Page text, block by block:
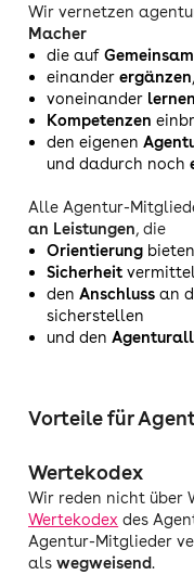
Wir vernetzen
Macher
die auf
einander ergänzen,
voneinander lernen
Kompetenzen
den eigenen
und dadurch noch
Alle Agentur-
an Leistungen, die
Orientierung
Sicherheit
den Anschlussan
sicherstellen
und den
Vorteile für
Wertekodex
Wir reden nicht über
Wertekodex des
Agentur-Mitglieder
alswegweisend.